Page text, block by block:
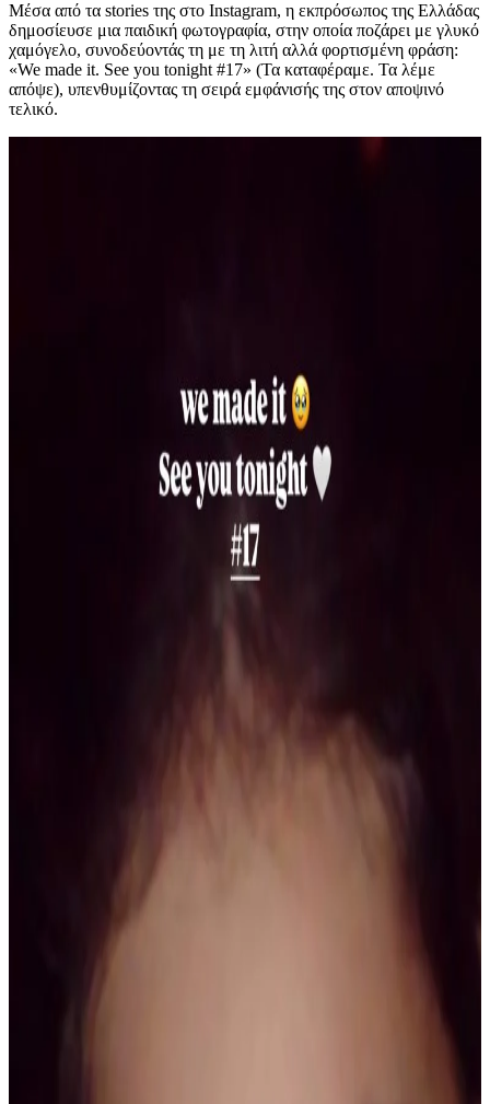
Μέσα από τα stories της στο Instagram, η εκπρόσωπος της Ελλάδας
δημοσίευσε μια παιδική φωτογραφία, στην οποία ποζάρει με γλυκό
χαμόγελο, συνοδεύοντάς τη με τη λιτή αλλά φορτισμένη φράση:
«We made it. See you tonight #17» (Τα καταφέραμε. Τα λέμε
απόψε), υπενθυμίζοντας τη σειρά εμφάνισής της στον αποψινό
τελικό.